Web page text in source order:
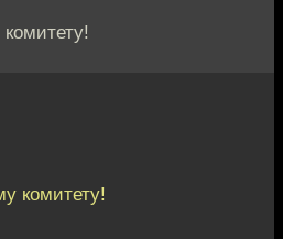
комитету!